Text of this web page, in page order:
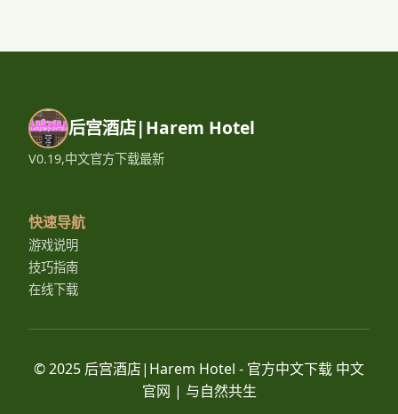
后宫酒店|Harem Hotel
V0.19,中文官方下载最新
快速导航
游戏说明
技巧指南
在线下载
© 2025 后宫酒店|Harem Hotel - 官方中文下载 中文
官网 | 与自然共生